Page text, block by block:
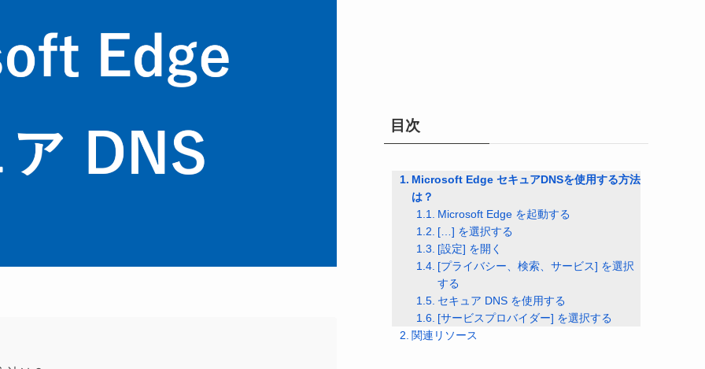
目次
Microsoft Edge セキュアDNSを使用する方法
は？
Microsoft Edge を起動する
[…] を選択する
[設定] を開く
[プライバシー、検索、サービス] を選択
する
セキュア DNS を使用する
[サービスプロバイダー] を選択する
関連リソース